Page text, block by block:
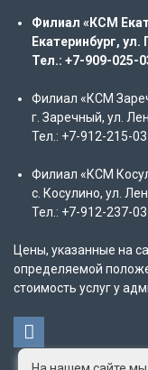
Филиал «КСМ
Екатеринбург,
Тел.: +7-909-025-
Филиал «КСМ
г. Заречный, ул.
Тел.: +7-912-215-
Филиал «КСМ
с. Косулино, ул.
Тел.: +7-912-237-
Цены, указанные на
определяемой
стоимость услуг у